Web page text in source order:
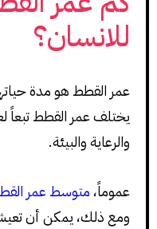
للانسان؟
عمر القطط هو مدة
يختلف عمر القطط تبعاً
والرعاية والبيئة.
عموماً، متوسط عمر